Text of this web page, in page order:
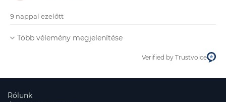
9 nappal ezelőtt
Több vélemény megjelenítése
Verified by Trustvoice
Rólunk